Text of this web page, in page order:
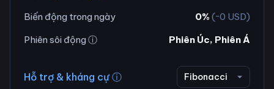
Biến động trong ngày 0% (~0 USD)
Phiên sôi động ⓘ
Phiên Úc, Phiên Á
Hỗ trợ & kháng cự ⓘ Fibonacci